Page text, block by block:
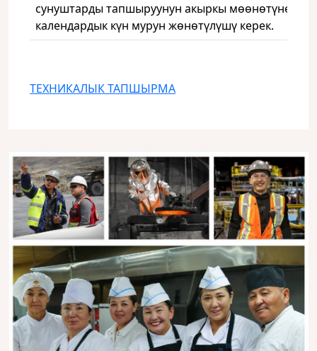
сунуштарды тапшыруунун акыркы мөөнөтүнөн 3
календардык күн мурун жөнөтүлүшү керек.
ТЕХНИКАЛЫК ТАПШЫРМА